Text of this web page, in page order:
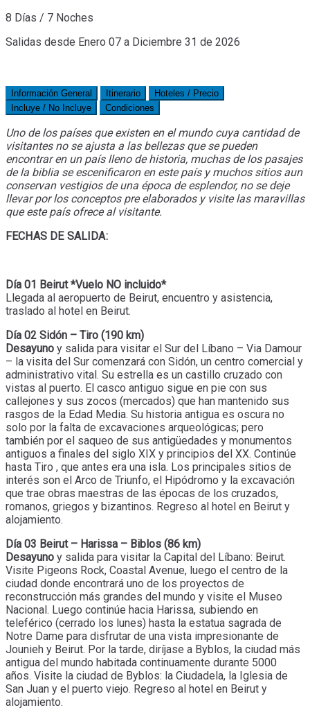
8 Días / 7 Noches
Salidas desde Enero 07 a Diciembre 31 de 2026
Información General Itinerario
Hoteles / Precio
Incluye / No Incluye
Condiciones
Uno de los países que existen en el mundo cuya cantidad de
visitantes no se ajusta a las bellezas que se pueden
encontrar en un país lleno de historia, muchas de los pasajes
de la biblia se escenificaron en este país y muchos sitios aun
conservan vestigios de una época de esplendor, no se deje
llevar por los conceptos pre elaborados y visite las maravillas
que este país ofrece al visitante.
FECHAS DE SALIDA:
Día 01 Beirut *Vuelo NO incluido*
Llegada al aeropuerto de Beirut, encuentro y asistencia,
traslado al hotel en Beirut.
Día 02 Sidón – Tiro (190 km)
Desayuno y salida para visitar el Sur del Líbano – Via Damour
– la visita del Sur comenzará con Sidón, un centro comercial y
administrativo vital. Su estrella es un castillo cruzado con
vistas al puerto. El casco antiguo sigue en pie con sus
callejones y sus zocos (mercados) que han mantenido sus
rasgos de la Edad Media. Su historia antigua es oscura no
solo por la falta de excavaciones arqueológicas; pero
también por el saqueo de sus antigüedades y monumentos
antiguos a finales del siglo XIX y principios del XX. Continúe
hasta Tiro , que antes era una isla. Los principales sitios de
interés son el Arco de Triunfo, el Hipódromo y la excavación
que trae obras maestras de las épocas de los cruzados,
romanos, griegos y bizantinos. Regreso al hotel en Beirut y
alojamiento.
Día 03 Beirut – Harissa – Biblos (86 km)
Desayuno y salida para visitar la Capital del Líbano: Beirut.
Visite Pigeons Rock, Coastal Avenue, luego el centro de la
ciudad donde encontrará uno de los proyectos de
reconstrucción más grandes del mundo y visite el Museo
Nacional. Luego continúe hacia Harissa, subiendo en
teleférico (cerrado los lunes) hasta la estatua sagrada de
Notre Dame para disfrutar de una vista impresionante de
Jounieh y Beirut. Por la tarde, diríjase a Byblos, la ciudad más
antigua del mundo habitada continuamente durante 5000
años. Visite la ciudad de Byblos: la Ciudadela, la Iglesia de
San Juan y el puerto viejo. Regreso al hotel en Beirut y
alojamiento.